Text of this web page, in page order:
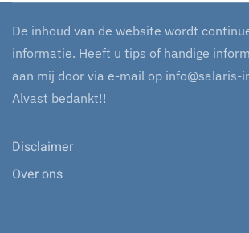
De inhoud van de website wordt
informatie. Heeft u tips of handige
aan mij door via e-mail op info@salaris-
Alvast bedankt!!
Disclaimer
Over ons